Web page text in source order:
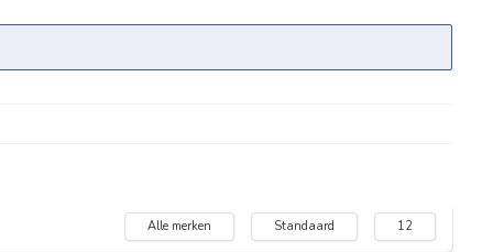
Alle merken Standaard 12